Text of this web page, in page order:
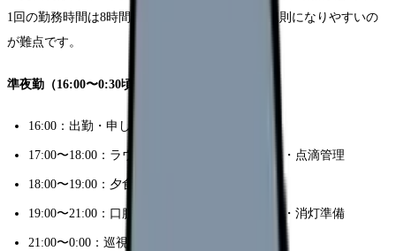
1回の勤務時間は8時間ですが、生活リズムが不規則になりやすいの
が難点です。
準夜勤（16:00〜0:30頃）
16:00：出勤・申し送り
17:00〜18:00：ラウンド・バイタルサイン測定・点滴管理
18:00〜19:00：夕食の配膳・食事介助・与薬
19:00〜21:00：口腔ケア・就寝前処置・眠前薬・消灯準備
21:00〜0:00：巡視・ナースコール対応・記録